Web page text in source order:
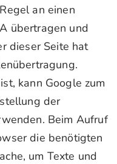
an einen
übertragen und
dieser Seite hat
kann Google zum
der
Beim Aufruf
die benötigten
um Texte und